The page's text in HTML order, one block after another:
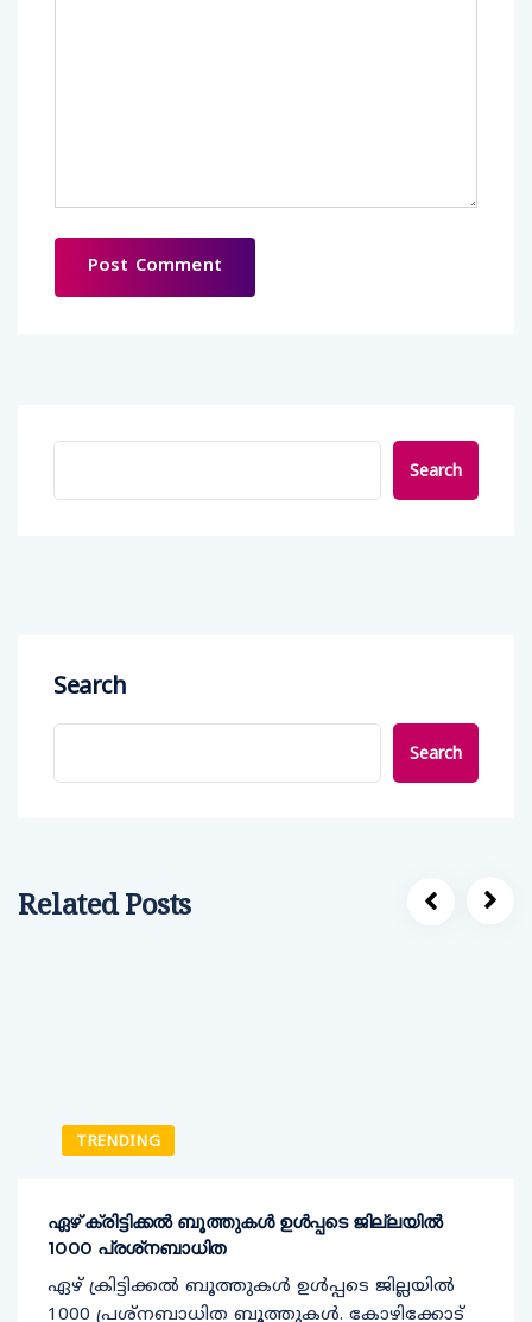
Search
Search
Search
Related Posts
TRENDING
ഏഴ് ക്രിട്ടിക്കല്‍ ബൂത്തുകള്‍ ഉള്‍പ്പടെ ജില്ലയില്‍
1000 പ്രശ്‌നബാധിത
ഏഴ് ക്രിട്ടിക്കല്‍ ബൂത്തുകള്‍ ഉള്‍പ്പടെ ജില്ലയില്‍
1000 പ്രശ്‌നബാധിത ബൂത്തുകള്‍. കോഴിക്കോട്